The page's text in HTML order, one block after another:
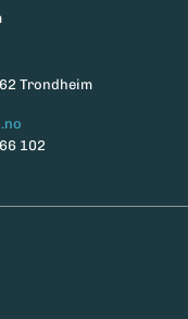
Trondheim
102